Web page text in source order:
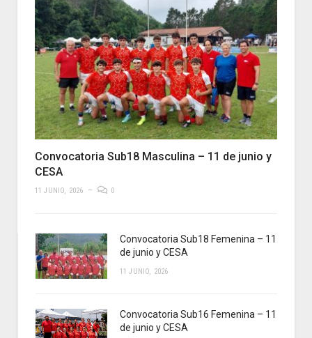
Convocatoria Sub18 Masculina – 11 de junio y
CESA
11 JUNIO, 2026 0
Convocatoria Sub18 Femenina – 11
de junio y CESA
11 JUNIO, 2026
Convocatoria Sub16 Femenina – 11
de junio y CESA